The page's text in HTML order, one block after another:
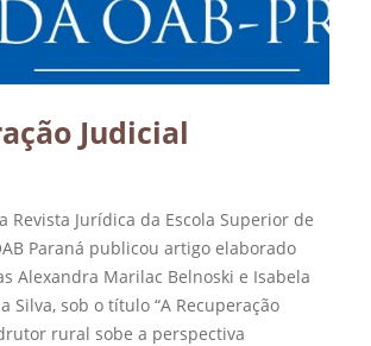
Judicial
Revista Jurídica da Escola Superior de
Paraná publicou artigo elaborado
Alexandra Marilac Belnoski e Isabela
Silva, sob o título “A Recuperação
rural sobe a perspectiva